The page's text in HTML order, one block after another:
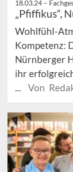
18.03.24 –
„Pfiffikus“,
Wohlfühl-
Kompetenz:
Nürnberger
ihr
...
Von